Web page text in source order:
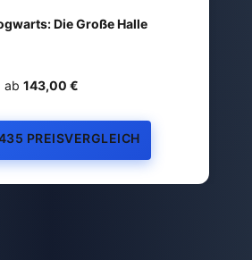
Die Große Halle
ab 143,00 €
PREISVERGLEICH